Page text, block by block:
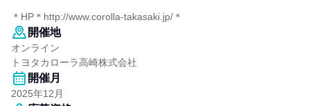
＊HP＊http://www.corolla-takasaki.jp/＊
開催地
オンライン
トヨタカローラ高崎株式会社
開催月
2025年12月